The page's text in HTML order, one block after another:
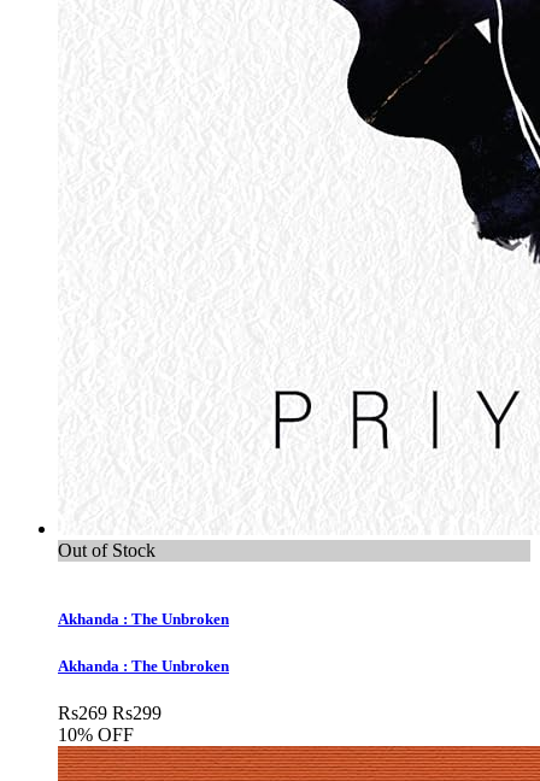
Out of Stock
Akhanda : The Unbroken
Akhanda : The Unbroken
Rs269 Rs299
10% OFF